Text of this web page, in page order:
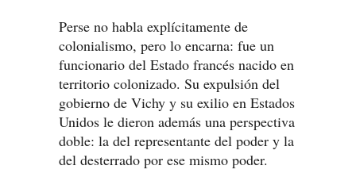
Perse no habla explícitamente de
colonialismo, pero lo encarna: fue un
funcionario del Estado francés nacido en
territorio colonizado. Su expulsión del
gobierno de Vichy y su exilio en Estados
Unidos le dieron además una perspectiva
doble: la del representante del poder y la
del desterrado por ese mismo poder.